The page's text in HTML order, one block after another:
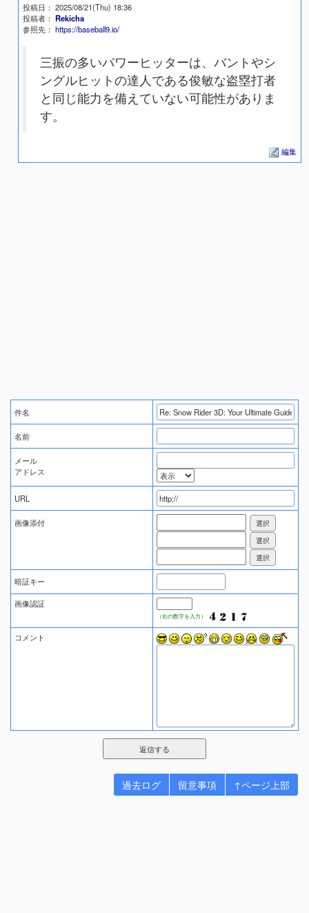
投稿日 ： 2025/08/21(Thu) 18:36
投稿者： Rekicha
参照先： https://baseball9.io/
三振の多いパワーヒッターは、バントやシ
ングルヒットの達人である俊敏な盗塁打者
と同じ能力を備えていない可能性がありま
す。
編集
件名
名前
メール
アドレス
URL
画像添付
暗証キー
画像認証
（右の数字を入力）
コメント
過去ログ 留意事項 ↑ページ上部